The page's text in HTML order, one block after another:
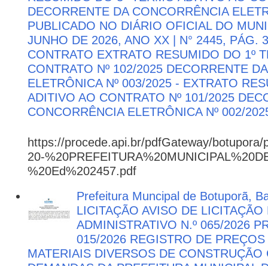
DECORRENTE DA CONCORRÊNCIA
PUBLICADO NO DIÁRIO OFICIAL DO
JUNHO DE 2026, ANO XX | N° 2445, PÁG.
CONTRATO EXTRATO RESUMIDO DO 1º
CONTRATO Nº 102/2025 DECORRENTE
ELETRÔNICA Nº 003/2025 - EXTRATO
ADITIVO AO CONTRATO Nº 101/2025
CONCORRÊNCIA ELETRÔNICA Nº 002/
https://procede.api.br/pdfGateway/botupora/
20-
%20Ed%202457.pdf
Prefeitura Muncipal de Botuporã,
LICITAÇÃO AVISO DE LICITAÇÃO
ADMINISTRATIVO N.º 065/2026
015/2026 REGISTRO DE
MATERIAIS DIVERSOS DE CONSTRUÇÃO